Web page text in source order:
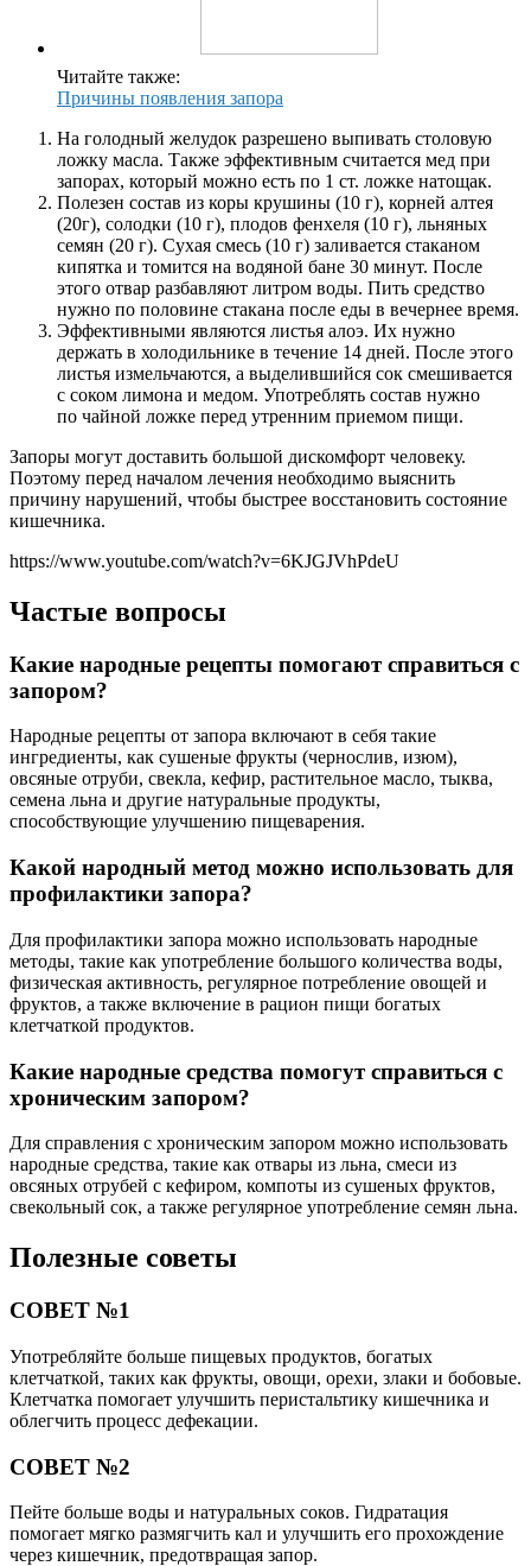
Читайте также:
Причины появления запора
На голодный желудок разрешено выпивать столовую
ложку масла. Также эффективным считается мед при
запорах, который можно есть по 1 ст. ложке натощак.
Полезен состав из коры крушины (10 г), корней алтея
(20г), солодки (10 г), плодов фенхеля (10 г), льняных
семян (20 г). Сухая смесь (10 г) заливается стаканом
кипятка и томится на водяной бане 30 минут. После
этого отвар разбавляют литром воды. Пить средство
нужно по половине стакана после еды в вечернее время.
Эффективными являются листья алоэ. Их нужно
держать в холодильнике в течение 14 дней. После этого
листья измельчаются, а выделившийся сок смешивается
с соком лимона и медом. Употреблять состав нужно
по чайной ложке перед утренним приемом пищи.
Запоры могут доставить большой дискомфорт человеку.
Поэтому перед началом лечения необходимо выяснить
причину нарушений, чтобы быстрее восстановить состояние
кишечника.
https://www.youtube.com/watch?v=6KJGJVhPdeU
Частые вопросы
Какие народные рецепты помогают справиться с
запором?
Народные рецепты от запора включают в себя такие
ингредиенты, как сушеные фрукты (чернослив, изюм),
овсяные отруби, свекла, кефир, растительное масло, тыква,
семена льна и другие натуральные продукты,
способствующие улучшению пищеварения.
Какой народный метод можно использовать для
профилактики запора?
Для профилактики запора можно использовать народные
методы, такие как употребление большого количества воды,
физическая активность, регулярное потребление овощей и
фруктов, а также включение в рацион пищи богатых
клетчаткой продуктов.
Какие народные средства помогут справиться с
хроническим запором?
Для справления с хроническим запором можно использовать
народные средства, такие как отвары из льна, смеси из
овсяных отрубей с кефиром, компоты из сушеных фруктов,
свекольный сок, а также регулярное употребление семян льна.
Полезные советы
СОВЕТ №1
Употребляйте больше пищевых продуктов, богатых
клетчаткой, таких как фрукты, овощи, орехи, злаки и бобовые.
Клетчатка помогает улучшить перистальтику кишечника и
облегчить процесс дефекации.
СОВЕТ №2
Пейте больше воды и натуральных соков. Гидратация
помогает мягко размягчить кал и улучшить его прохождение
через кишечник, предотвращая запор.